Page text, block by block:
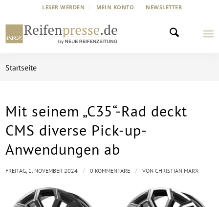
LESER WERDEN MEIN KONTO NEWSLETTER
Startseite
Mit seinem „C35“-Rad deckt
CMS diverse Pick-up-
Anwendungen ab
FREITAG, 1. NOVEMBER 2024 / 0 KOMMENTARE / VONCHRISTIAN MARX